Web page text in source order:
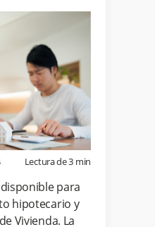
Lectura de3 min
para
hipotecario y
Vivienda. La